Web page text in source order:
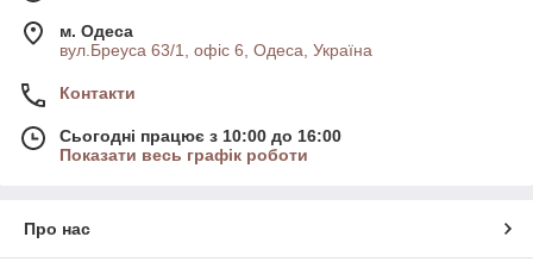
м. Одеса
вул.Бреуса 63/1, офіс 6, Одеса, Україна
Контакти
Сьогодні працює з 10:00 до 16:00
Показати весь графік роботи
Про нас